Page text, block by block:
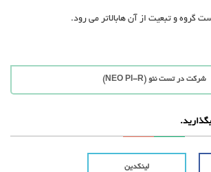
گروه و تبعیت از آن هابالاتر می رود.
شرکت در تست نئو (NEO PI-R)
لینکدین